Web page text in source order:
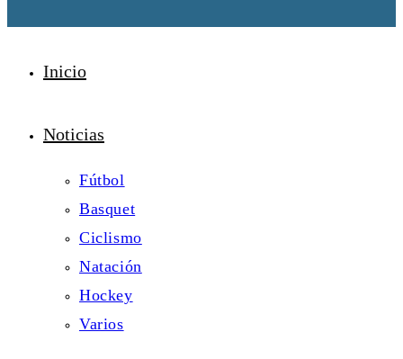
Inicio
Noticias
Fútbol
Basquet
Ciclismo
Natación
Hockey
Varios